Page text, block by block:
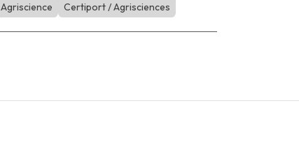
Agriscience Certiport / Agrisciences